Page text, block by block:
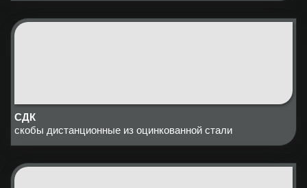
СДК
скобы дистанционные из оцинкованной стали